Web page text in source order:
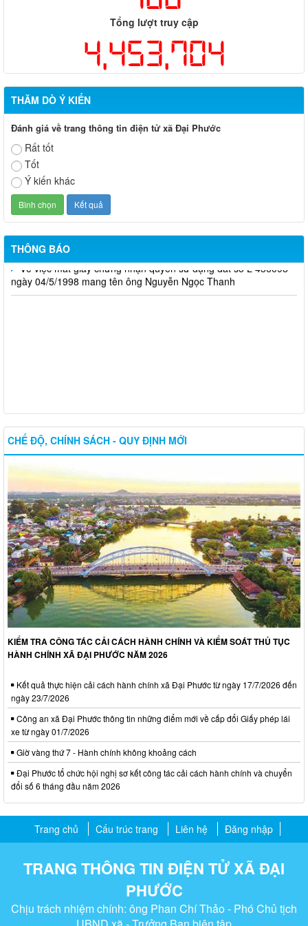
Tổng lượt truy cập
4,453,704
THĂM DÒ Ý KIẾN
Đánh giá về trang thông tin điện tử xã Đại Phước
Rất tốt
Tốt
Ý kiến khác
THÔNG BÁO
Xã Đại Phước thông báo lịch ra quân tuần của các tổ công
nghệ số cộng đồng
Thông báo Tổ chức Sàn giao dịch việc làm tháng 08 năm 2026
Tuyển sinh các hệ giáo dục thường xuyên, năm học 2026-2027
Về việc mất giấy chứng nhận quyền sử dụng đất số L 436098
ngày 04/5/1998 mang tên ông Nguyễn Ngọc Thanh
CHẾ ĐỘ, CHÍNH SÁCH - QUY ĐỊNH MỚI
KIỂM TRA CÔNG TÁC CẢI CÁCH HÀNH CHÍNH VÀ KIỂM SOÁT THỦ TỤC
HÀNH CHÍNH XÃ ĐẠI PHƯỚC NĂM 2026
Kết quả thực hiện cải cách hành chính xã Đại Phước từ ngày 17/7/2026 đến
ngày 23/7/2026
Công an xã Đại Phước thông tin những điểm mới về cấp đổi Giấy phép lái
xe từ ngày 01/7/2026
Giờ vàng thứ 7 - Hành chính không khoảng cách
Đại Phước tổ chức hội nghị sơ kết công tác cải cách hành chính và chuyển
đổi số 6 tháng đầu năm 2026
Trang chủ Cấu trúc trang Liên hệ Đăng nhập
TRANG THÔNG TIN ĐIỆN TỬ XÃ ĐẠI
PHƯỚC
Chịu trách nhiệm chính: ông Phan Chí Thảo - Phó Chủ tịch